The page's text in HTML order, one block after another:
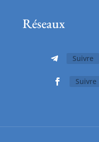
Réseaux
Suivre
Suivre